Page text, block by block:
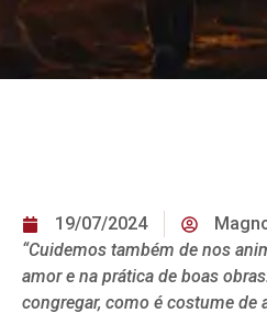
19/07/2024
“Cuidemos também de nos
amor e na prática de boas
congregar, como é costume de